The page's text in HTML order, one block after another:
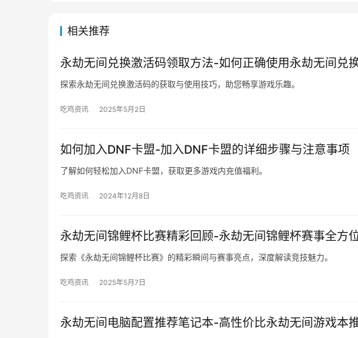
相关推荐
永劫无间兑换激活码领取方法-如何正确使用永劫无间兑
探索永劫无间兑换激活码的获取与使用技巧，助您畅享游戏乐趣。
吃鸡资讯 2025年5月2日
如何加入DNF卡盟-加入DNF卡盟的详细步骤与注意事项
了解如何轻松加入DNF卡盟，获取更多游戏内充值福利。
吃鸡资讯 2024年12月8日
永劫无间锦鲤杯比赛精彩回顾-永劫无间锦鲤杯赛事全方
探索《永劫无间锦鲤杯比赛》的精彩瞬间与赛事亮点，深度解读竞技魅力。
吃鸡资讯 2025年5月7日
永劫无间电脑配置推荐笔记本-高性价比永劫无间游戏本